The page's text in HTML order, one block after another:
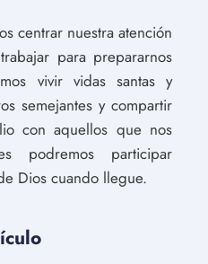
centrar nuestra atención
para prepararnos
vivir vidas santas y
semejantes y compartir
con aquellos que nos
podremos participar
Dios cuando llegue.